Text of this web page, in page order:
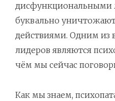
дисфункциональными
буквально
действиями. Одним из
лидеров являются
чём мы сейчас
Как мы знаем,